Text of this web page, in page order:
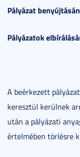
Pályázat
Pályázatok
A beérkezett
keresztül kerülnek
után a pályázati
értelmében törlésre